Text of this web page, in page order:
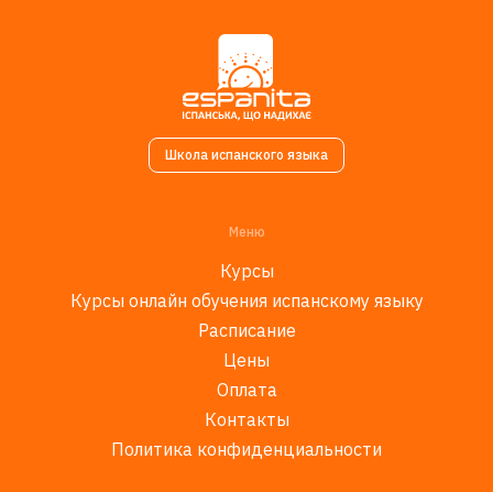
Школа испанского языка
Меню
Курсы
Курсы онлайн обучения испанскому языку
Расписание
Цены
Оплата
Контакты
Политика конфиденциальности